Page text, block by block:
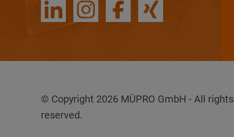
© Copyright 2026 MÜPRO GmbH - All rights
reserved.